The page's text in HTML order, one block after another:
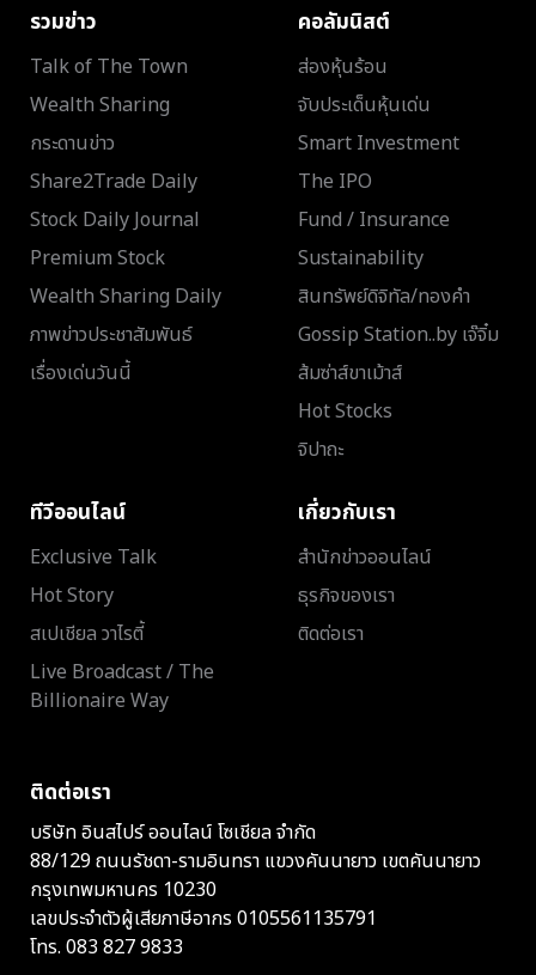
รวมข่าว
Talk of The Town
Wealth Sharing
กระดานข่าว
Share2Trade Daily
Stock Daily Journal
Premium Stock
Wealth Sharing Daily
ภาพข่าวประชาสัมพันธ์
เรื่องเด่นวันนี้
คอลัมนิสต์
ส่องหุ้นร้อน
จับประเด็นหุ้นเด่น
Smart Investment
The IPO
Fund / Insurance
Sustainability
สินทรัพย์ดิจิทัล/ทองคำ
Gossip Station..by เจ๊จิ๋ม
ส้มซ่าส์ขาเม้าส์
Hot Stocks
จิปาถะ
ทีวีออนไลน์
Exclusive Talk
Hot Story
สเปเชียล วาไรตี้
Live Broadcast / The
Billionaire Way
เกี่ยวกับเรา
สำนักข่าวออนไลน์
ธุรกิจของเรา
ติดต่อเรา
ติดต่อเรา
บริษัท อินสไปร์ ออนไลน์ โซเชียล จำกัด
88/129 ถนนรัชดา-รามอินทรา แขวงคันนายาว เขตคันนายาว
กรุงเทพมหานคร 10230
เลขประจำตัวผู้เสียภาษีอากร 0105561135791
โทร. 083 827 9833